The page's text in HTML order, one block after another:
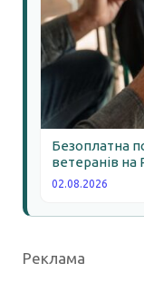
Безоплатна
ветеранів на
02.08.2026
Реклама